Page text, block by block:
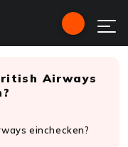
Airways
einchecken?